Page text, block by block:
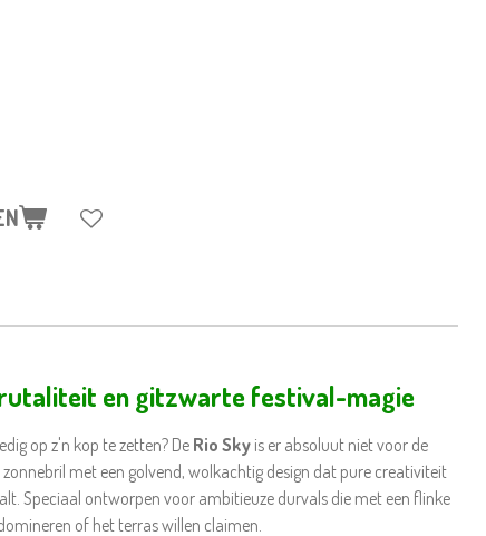
en gitzwarte festival-magie
op z'n kop te zetten? De Rio Sky is er absoluut niet voor de
zonnebril met een golvend, wolkachtig design dat pure creativiteit
Speciaal ontworpen voor ambitieuze durvals die met een flinke
of het terras willen claimen.